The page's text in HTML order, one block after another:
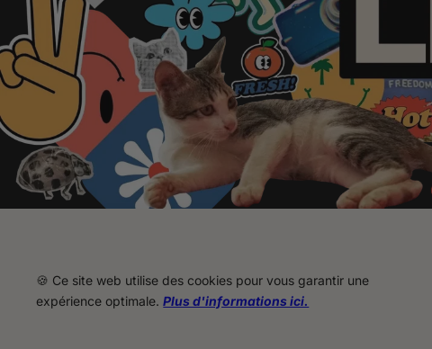
🍪 Ce site web utilise des cookies pour vous garantir une
expérience optimale.Plus d'informations ici.